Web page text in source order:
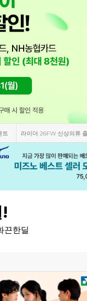
고! 요넥스 벚꽃에디션 마지막
끈한딜